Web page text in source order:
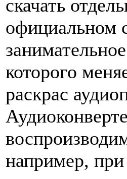
скачать
официальном
которого
раскрас
например,